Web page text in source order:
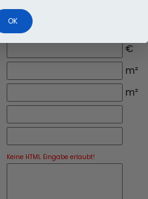
€
m²
m²
Keine HTML Eingabe erlaubt!
OK